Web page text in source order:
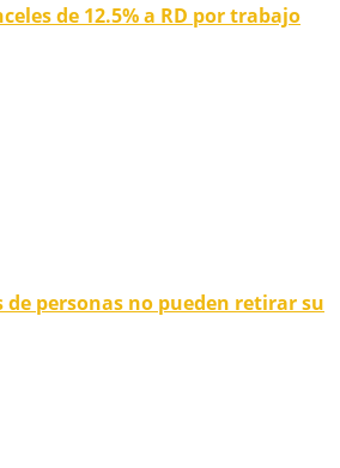
de 12.5% a RD por trabajo
de personas no pueden retirar su